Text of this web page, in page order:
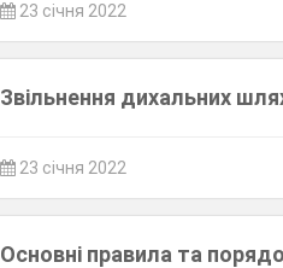
23 січня 2022
Звільнення дихальних
23 січня 2022
Основні правила та